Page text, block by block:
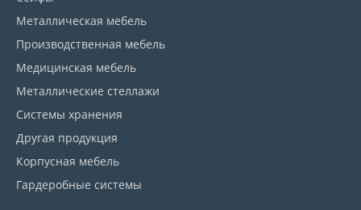
Металлическая мебель
Производственная мебель
Медицинская мебель
Металлические стеллажи
Системы хранения
Другая продукция
Корпусная мебель
Гардеробные системы